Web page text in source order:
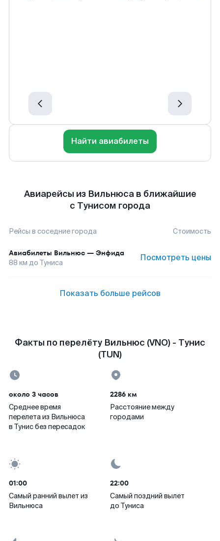
Найти авиабилеты
Авиарейсы из Вильнюса в ближайшие
с Тунисом города
Рейсы в соседние города Стоимость
Авиабилеты Вильнюс — Энфида
88 км до Туниса Посмотреть цены
Показать больше рейсов
Факты по перелёту Вильнюс (VNO) - Тунис
(TUN)
около 3 часов
Среднее время
перелета из Вильнюса
в Тунис без пересадок
2286 км
Расстояние между
городами
01:00
Самый ранний вылет из
Вильнюса
22:00
Самый поздний вылет
до Туниса